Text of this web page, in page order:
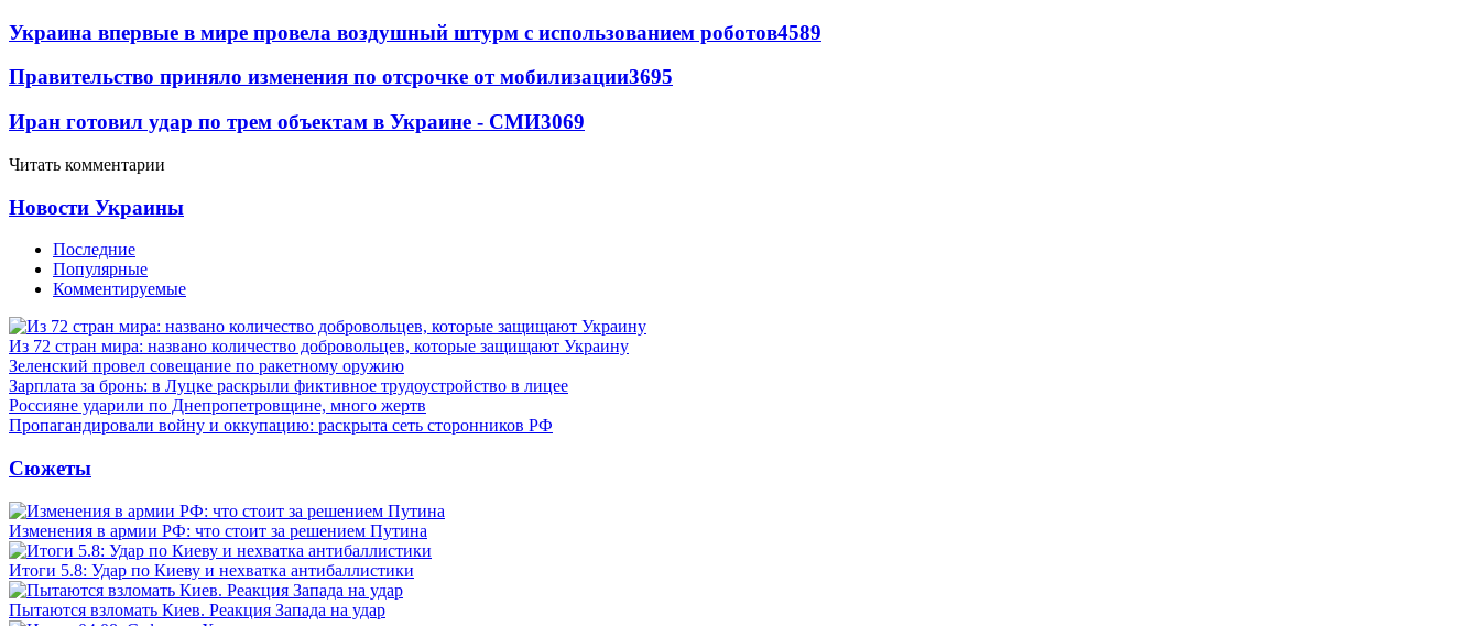
Украина впервые в мире провела воздушный штурм с использованием роботов4589
Правительство приняло изменения по отсрочке от мобилизации3695
Иран готовил удар по трем объектам в Украине - СМИ3069
Читать комментарии
Новости Украины
Последние
Популярные
Комментируемые
Из 72 стран мира: названо количество добровольцев, которые защищают Украину
Зеленский провел совещание по ракетному оружию
Зарплата за бронь: в Луцке раскрыли фиктивное трудоустройство в лицее
Россияне ударили по Днепропетровщине, много жертв
Пропагандировали войну и оккупацию: раскрыта сеть сторонников РФ
Сюжеты
Изменения в армии РФ: что стоит за решением Путина
Итоги 5.8: Удар по Киеву и нехватка антибаллистики
Пытаются взломать Киев. Реакция Запада на удар